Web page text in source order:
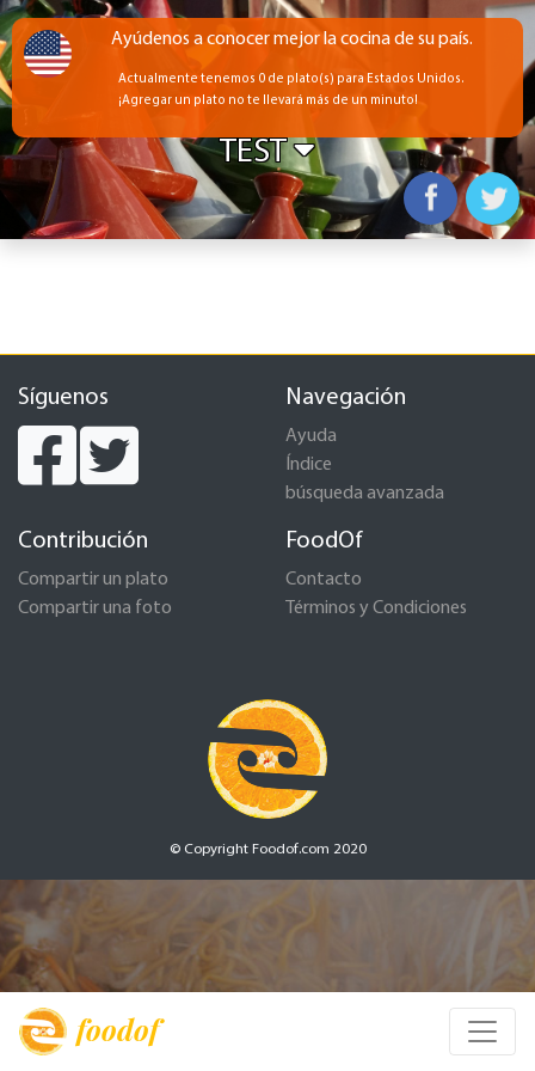
foodof
TEST
Síguenos Navegación
Ayuda
Índice
búsqueda avanzada
Contribución
Compartir un plato
Compartir una foto
FoodOf
Contacto
Términos y Condiciones
© Copyright Foodof.com 2020
Ayúdenos a conocer mejor la cocina de su país.
Actualmente tenemos 0 de plato(s) para Estados Unidos.
¡Agregar un plato no te llevará más de un minuto!